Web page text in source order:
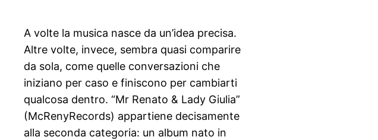
A volte la musica nasce da un’idea precisa.
Altre volte, invece, sembra quasi comparire
da sola, come quelle conversazioni che
iniziano per caso e finiscono per cambiarti
qualcosa dentro. “Mr Renato & Lady Giulia”
(McRenyRecords) appartiene decisamente
alla seconda categoria: un album nato in